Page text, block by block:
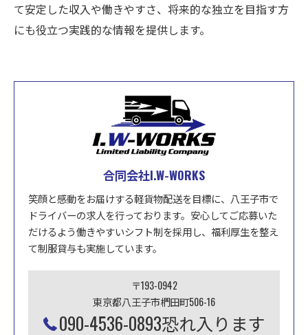
て安定した収入や働きやすさ、将来的な独立を目指す方
にも役立つ実践的な情報を提供します。
合同会社I.W-WORKS
笑顔と感動をお届けする軽貨物配送を目標に、八王子市で
ドライバーの求人を行っております。安心してご応募いた
だけるよう働きやすいシフト制を採用し、福利厚生を整え
て制服貸与も実施しています。
〒193-0942
東京都八王子市椚田町506-16
090-4536-0893恐れ入ります